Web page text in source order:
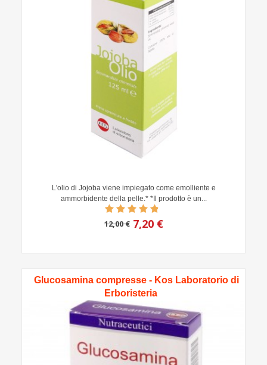
L'olio di Jojoba viene impiegato come emolliente e
ammorbidente della pelle.* *Il prodotto è un...
12,00 € 7,20 €
Glucosamina compresse - Kos Laboratorio di
Erboristeria